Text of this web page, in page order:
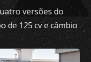
versões do
de 125 cv e câmbio